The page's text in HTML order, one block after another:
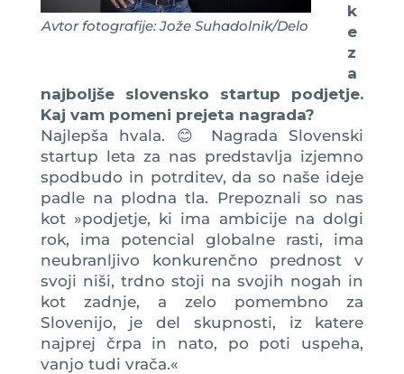
Avtor fotografije: Jože Suhadolnik/Delo
k
e
z
a
najboljše slovensko startup podjetje.
Kaj vam pomeni prejeta nagrada?
Najlepša hvala. 😊 Nagrada Slovenski
startup leta za nas predstavlja izjemno
spodbudo in potrditev, da so naše ideje
padle na plodna tla. Prepoznali so nas
kot »podjetje, ki ima ambicije na dolgi
rok, ima potencial globalne rasti, ima
neubranljivo konkurenčno prednost v
svoji niši, trdno stoji na svojih nogah in
kot zadnje, a zelo pomembno za
Slovenijo, je del skupnosti, iz katere
najprej črpa in nato, po poti uspeha,
vanjo tudi vrača.«